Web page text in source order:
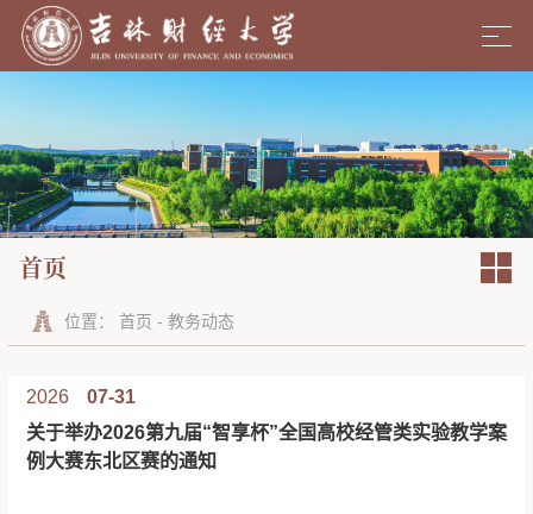
首页
位置： 首页 - 教务动态
2026
07-31
关于举办2026第九届“智享杯”全国高校经管类实验教学案
例大赛东北区赛的通知